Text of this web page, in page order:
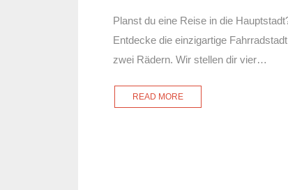
Planst du eine Reise in die
Entdecke die einzigartige
zwei Rädern. Wir stellen dir vier…
READ MORE